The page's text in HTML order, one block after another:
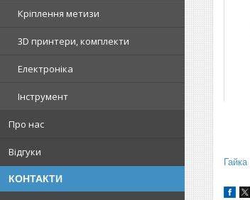
Кріплення метизи
3D принтери, комплекти
Електроніка
Інструмент
Про нас
Відгуки
КОНТАКТИ
Гайка